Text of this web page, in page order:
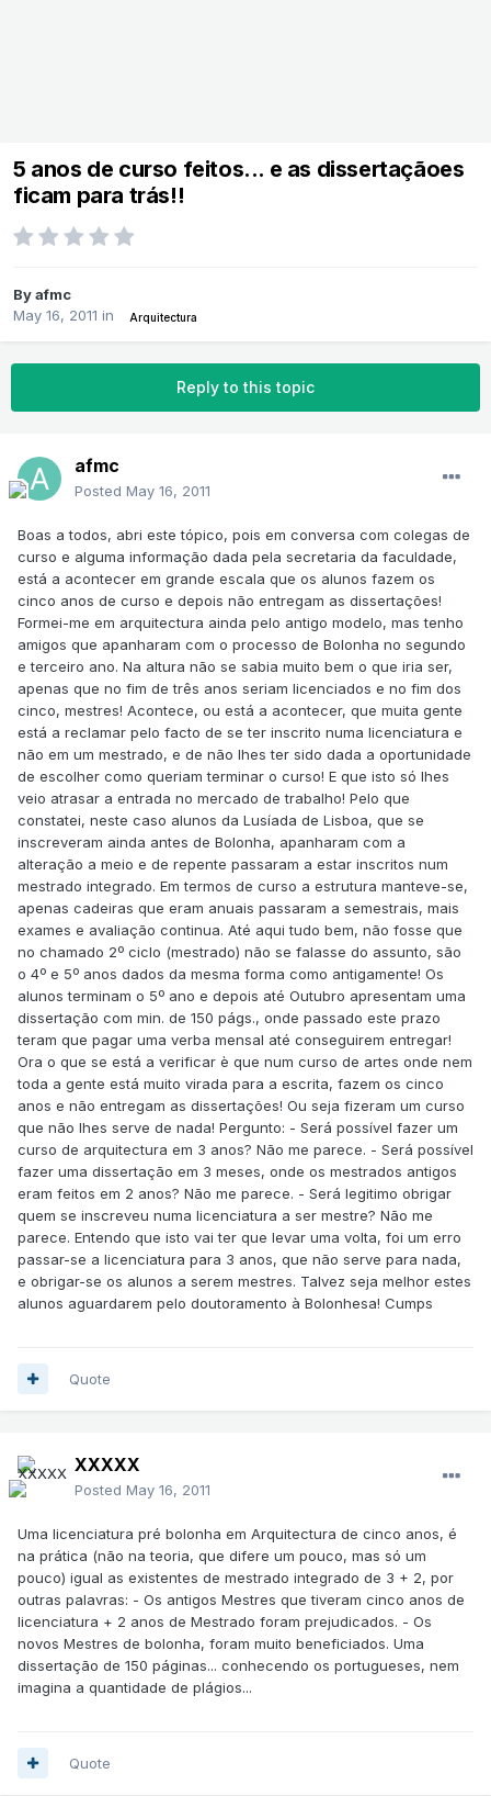
5 anos de curso feitos... e as dissertaçãoes
ficam para trás!!
Byafmc
May 16, 2011 in Arquitectura
Reply to this topic
afmc
Posted May 16, 2011
Boas a todos, abri este tópico, pois em conversa com colegas de
curso e alguma informação dada pela secretaria da faculdade,
está a acontecer em grande escala que os alunos fazem os
cinco anos de curso e depois não entregam as dissertações!
Formei-me em arquitectura ainda pelo antigo modelo, mas tenho
amigos que apanharam com o processo de Bolonha no segundo
e terceiro ano. Na altura não se sabia muito bem o que iria ser,
apenas que no fim de três anos seriam licenciados e no fim dos
cinco, mestres! Acontece, ou está a acontecer, que muita gente
está a reclamar pelo facto de se ter inscrito numa licenciatura e
não em um mestrado, e de não lhes ter sido dada a oportunidade
de escolher como queriam terminar o curso! E que isto só lhes
veio atrasar a entrada no mercado de trabalho! Pelo que
constatei, neste caso alunos da Lusíada de Lisboa, que se
inscreveram ainda antes de Bolonha, apanharam com a
alteração a meio e de repente passaram a estar inscritos num
mestrado integrado. Em termos de curso a estrutura manteve-se,
apenas cadeiras que eram anuais passaram a semestrais, mais
exames e avaliação continua. Até aqui tudo bem, não fosse que
no chamado 2º ciclo (mestrado) não se falasse do assunto, são
o 4º e 5º anos dados da mesma forma como antigamente! Os
alunos terminam o 5º ano e depois até Outubro apresentam uma
dissertação com min. de 150 págs., onde passado este prazo
teram que pagar uma verba mensal até conseguirem entregar!
Ora o que se está a verificar è que num curso de artes onde nem
toda a gente está muito virada para a escrita, fazem os cinco
anos e não entregam as dissertações! Ou seja fizeram um curso
que não lhes serve de nada! Pergunto: - Será possível fazer um
curso de arquitectura em 3 anos? Não me parece. - Será possível
fazer uma dissertação em 3 meses, onde os mestrados antigos
eram feitos em 2 anos? Não me parece. - Será legitimo obrigar
quem se inscreveu numa licenciatura a ser mestre? Não me
parece. Entendo que isto vai ter que levar uma volta, foi um erro
passar-se a licenciatura para 3 anos, que não serve para nada,
e obrigar-se os alunos a serem mestres. Talvez seja melhor estes
alunos aguardarem pelo doutoramento à Bolonhesa! Cumps
Quote
XXXXX
Posted May 16, 2011
Uma licenciatura pré bolonha em Arquitectura de cinco anos, é
na prática (não na teoria, que difere um pouco, mas só um
pouco) igual as existentes de mestrado integrado de 3 + 2, por
outras palavras: - Os antigos Mestres que tiveram cinco anos de
licenciatura + 2 anos de Mestrado foram prejudicados. - Os
novos Mestres de bolonha, foram muito beneficiados. Uma
dissertação de 150 páginas... conhecendo os portugueses, nem
imagina a quantidade de plágios...
Quote